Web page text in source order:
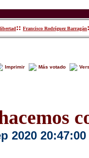
:: Francisco Rodríguez Barragán
Imprimir Más votado
2020 20:47:00